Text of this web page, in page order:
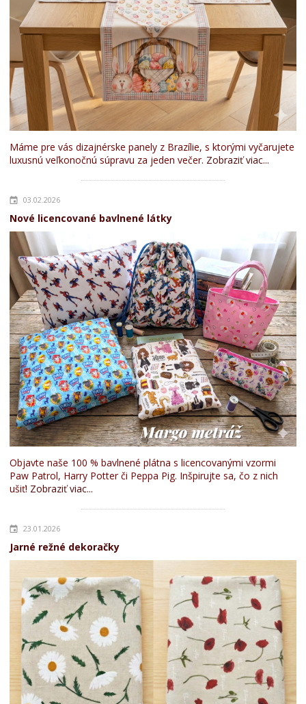
Máme pre vás dizajnérske panely z Brazílie, s ktorými vyčarujete
luxusnú veľkonočnú súpravu za jeden večer. Zobraziť viac...
03.02.2026
Nové licencované bavlnené látky
Objavte naše 100 % bavlnené plátna s licencovanými vzormi
Paw Patrol, Harry Potter či Peppa Pig. Inšpirujte sa, čo z nich
ušiť! Zobraziť viac...
23.01.2026
Jarné režné dekoračky